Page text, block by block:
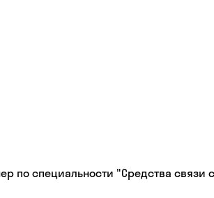
по специальности "Средства